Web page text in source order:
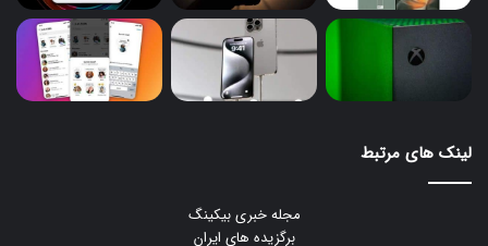
لینک های مرتبط
مجله خبری بیکینگ
برگزیده های ایران